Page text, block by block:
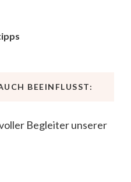
BEEINFLUSST: